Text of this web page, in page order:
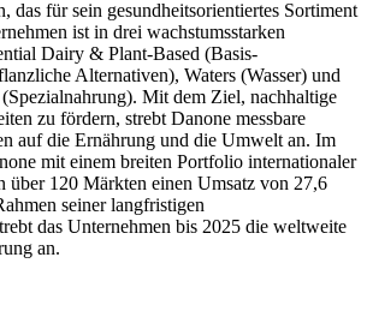
das für sein gesundheitsorientiertes Sortiment
ist in drei wachstumsstarken
Dairy & Plant-Based (Basis-
Alternativen), Waters (Wasser) und
Mit dem Ziel, nachhaltige
zu fördern, strebt Danone messbare
auf die Ernährung und die Umwelt an. Im
mit einem breiten Portfolio internationaler
über 120 Märkten einen Umsatz von 27,6
seiner langfristigen
das Unternehmen bis 2025 die weltweite
an.